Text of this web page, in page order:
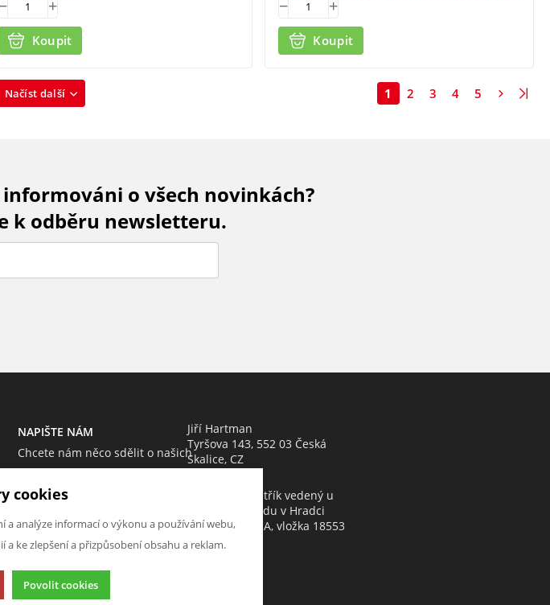
Koupit Koupit
Načíst další 1 2 3 4 5
o všech novinkách?
k odběru newsletteru.
NAPIŠTE NÁM
Chcete nám něco sdělit o našich
Neváhejte napsat.
Chci napsat zprávu
Jiří Hartman
Tyršova 143, 552 03 Česká
Skalice, CZ
Obchodní rejstřík vedený u
Krajského soudu v Hradci
Králové, oddíl A, vložka 18553
cookies
analýze informací o výkonu a používání webu,
ke zlepšení a přizpůsobení obsahu a reklam.
Povolit cookies